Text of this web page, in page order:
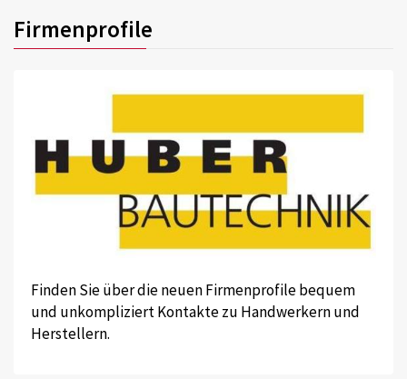
Firmenprofile
Finden Sie über die neuen Firmenprofile bequem
und unkompliziert Kontakte zu Handwerkern und
Herstellern.